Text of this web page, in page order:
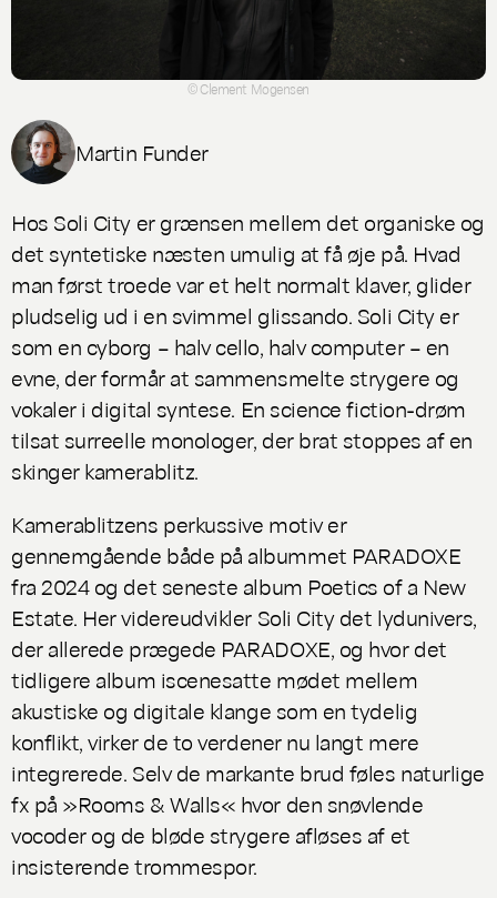
© Clement Mogensen
Martin Funder
Hos Soli City er grænsen mellem det organiske og
det syntetiske næsten umulig at få øje på. Hvad
man først troede var et helt normalt klaver, glider
pludselig ud i en svimmel glissando. Soli City er
som en cyborg – halv cello, halv computer – en
evne, der formår at sammensmelte strygere og
vokaler i digital syntese. En science fiction-drøm
tilsat surreelle monologer, der brat stoppes af en
skinger kamerablitz.
Kamerablitzens perkussive motiv er
gennemgående både på albummet PARADOXE
fra 2024 og det seneste album Poetics of a New
Estate. Her videreudvikler Soli City det lydunivers,
der allerede prægede PARADOXE, og hvor det
tidligere album iscenesatte mødet mellem
akustiske og digitale klange som en tydelig
konflikt, virker de to verdener nu langt mere
integrerede. Selv de markante brud føles naturlige
fx på »Rooms & Walls« hvor den snøvlende
vocoder og de bløde strygere afløses af et
insisterende trommespor.